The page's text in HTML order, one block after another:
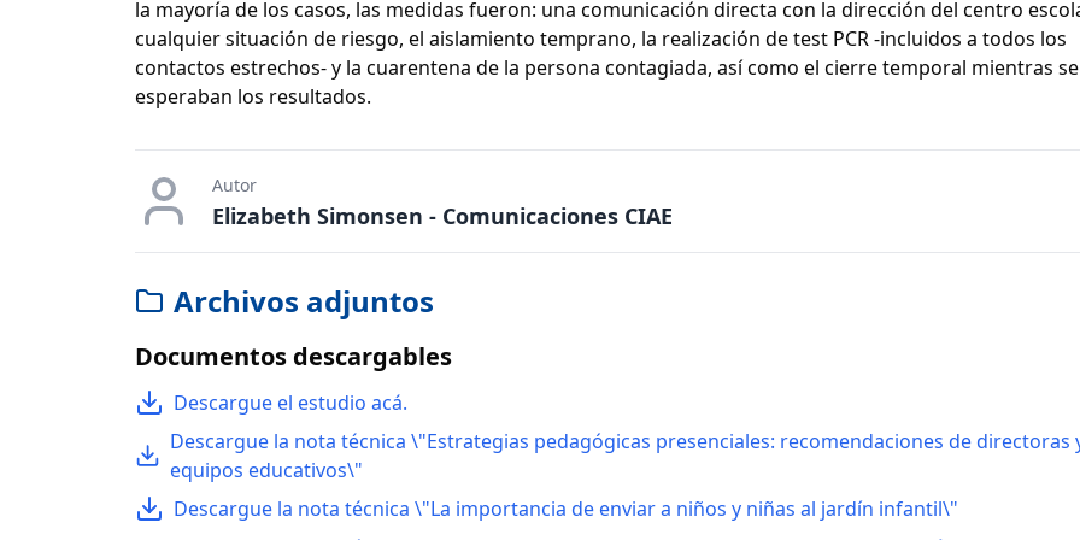
la mayoría de los casos, las medidas fueron: una comunicación directa con la dirección del centro
cualquier situación de riesgo, el aislamiento temprano, la realización de test PCR -incluidos a todos los
contactos estrechos- y la cuarentena de la persona contagiada, así como el cierre temporal mientras se
esperaban los resultados.
Autor
Elizabeth Simonsen - Comunicaciones CIAE
Archivos adjuntos
Documentos descargables
Descargue el estudio acá.
Descargue la nota técnica \"Estrategias pedagógicas presenciales: recomendaciones de directoras
equipos educativos\"
Descargue la nota técnica \"La importancia de enviar a niños y niñas al jardín infantil\"